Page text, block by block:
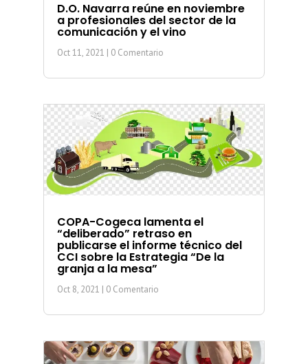
D.O. Navarra reúne en noviembre
a profesionales del sector de la
comunicación y el vino
Oct 11, 2021 | 0 Comentario
COPA-Cogeca lamenta el
“deliberado” retraso en
publicarse el informe técnico del
CCI sobre la Estrategia “De la
granja a la mesa”
Oct 8, 2021 | 0 Comentario